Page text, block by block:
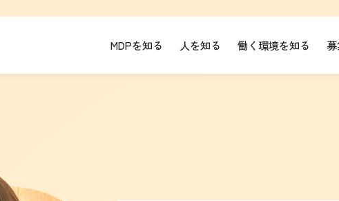
MDPを知る 人を知る 働く環境を知る